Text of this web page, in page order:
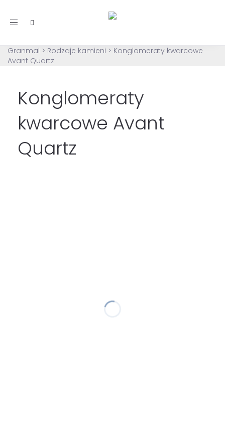
Toggle
Granmal > Rodzaje kamieni > Konglomeraty kwarcowe
Avant Quartz
Konglomeraty
kwarcowe Avant
Quartz